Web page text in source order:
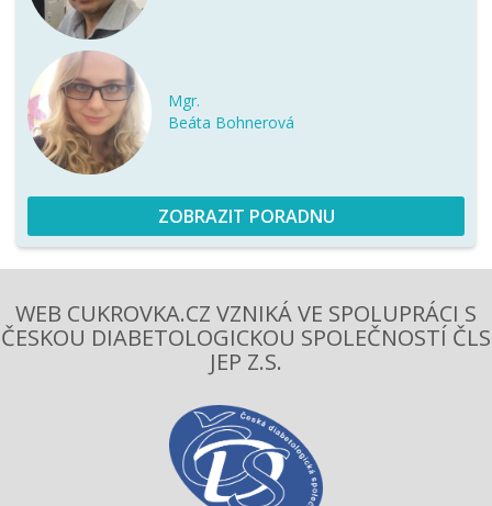
Mgr.
Beáta Bohnerová
ZOBRAZIT PORADNU
WEB CUKROVKA.CZ VZNIKÁ VE SPOLUPRÁCI S
ČESKOU DIABETOLOGICKOU SPOLEČNOSTÍ ČLS
JEP Z.S.